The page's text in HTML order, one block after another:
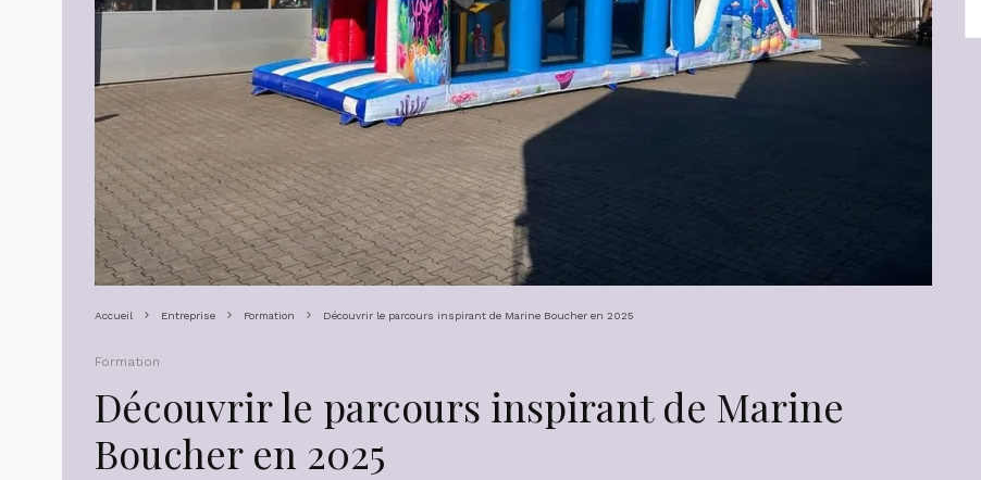
Accueil Entreprise Formation Découvrir le parcours inspirant de Marine Boucher en 2025
Formation
Découvrir le parcours inspirant de Marine
Boucher en 2025